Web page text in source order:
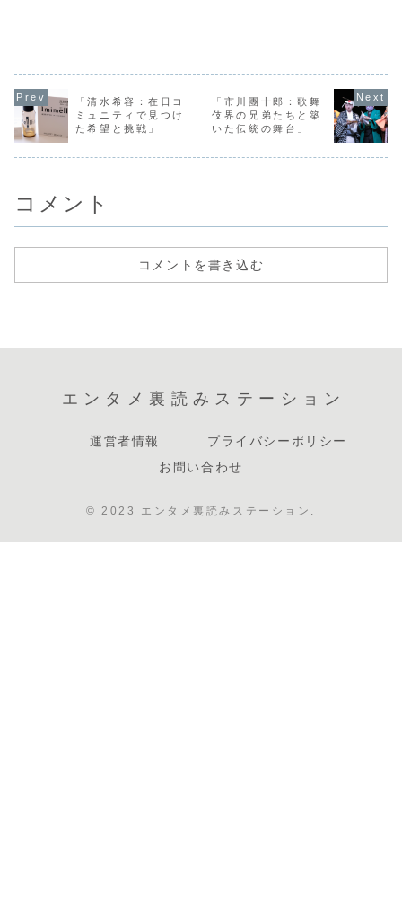
画で活躍してきま
イベートな恋愛に
ついてはあまり公
にされていません
よ...
結婚生活について
泉さんは、環境大
臣としても知ら
れ、そのカリスマ
と政治...
ちに彼の教訓を伝
の科学者を育てる
上で非常に重要で
す。それでは、
北...
飛び交って
ことなので
か？まずは
噂の出所と
に...
「清水希容：在日コ
ミュニティで見つけ
た希望と挑戦」
「市川團十郎：歌舞
伎界の兄弟たちと築
いた伝統の舞台」
コメント
コメントを書き込む
エンタメ裏読みステーション
運営者情報
プライバシーポリシー
お問い合わせ
© 2023 エンタメ裏読みステーション.